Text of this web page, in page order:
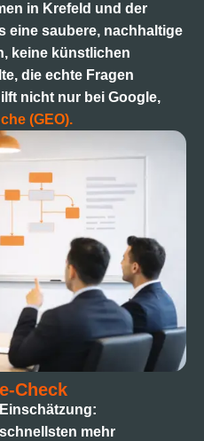
in Krefeld und der
eine saubere, nachhaltige
keine künstlichen
die echte Fragen
nicht nur bei Google,
(GEO).
Check
mehr